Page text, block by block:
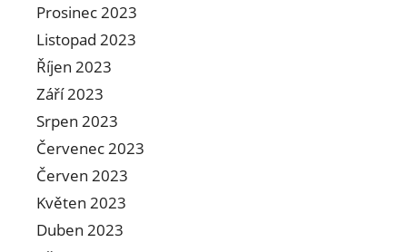
Prosinec 2023
Listopad 2023
Říjen 2023
Září 2023
Srpen 2023
Červenec 2023
Červen 2023
Květen 2023
Duben 2023